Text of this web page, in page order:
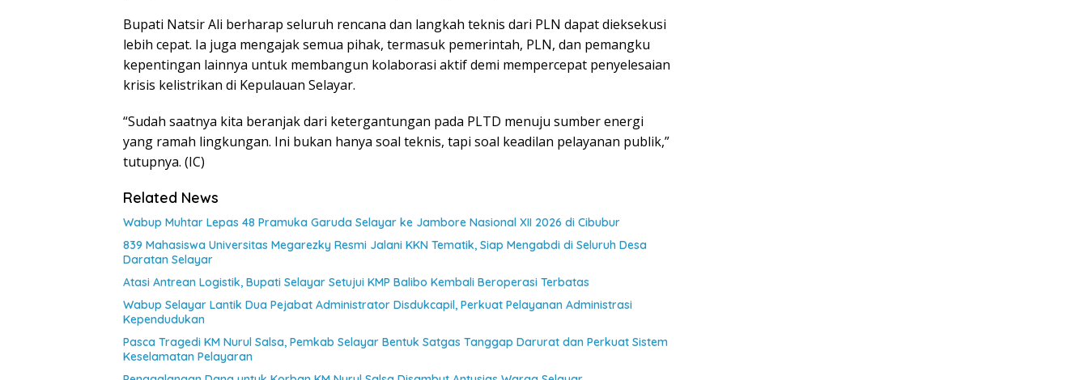
Bupati Natsir Ali berharap seluruh rencana dan langkah teknis dari PLN dapat dieksekusi
lebih cepat. Ia juga mengajak semua pihak, termasuk pemerintah, PLN, dan pemangku
kepentingan lainnya untuk membangun kolaborasi aktif demi mempercepat penyelesaian
krisis kelistrikan di Kepulauan Selayar.
“Sudah saatnya kita beranjak dari ketergantungan pada PLTD menuju sumber energi
yang ramah lingkungan. Ini bukan hanya soal teknis, tapi soal keadilan pelayanan publik,”
tutupnya. (IC)
Related News
Wabup Muhtar Lepas 48 Pramuka Garuda Selayar ke Jambore Nasional XII 2026 di Cibubur
839 Mahasiswa Universitas Megarezky Resmi Jalani KKN Tematik, Siap Mengabdi di Seluruh Desa
Daratan Selayar
Atasi Antrean Logistik, Bupati Selayar Setujui KMP Balibo Kembali Beroperasi Terbatas
Wabup Selayar Lantik Dua Pejabat Administrator Disdukcapil, Perkuat Pelayanan Administrasi
Kependudukan
Pasca Tragedi KM Nurul Salsa, Pemkab Selayar Bentuk Satgas Tanggap Darurat dan Perkuat Sistem
Keselamatan Pelayaran